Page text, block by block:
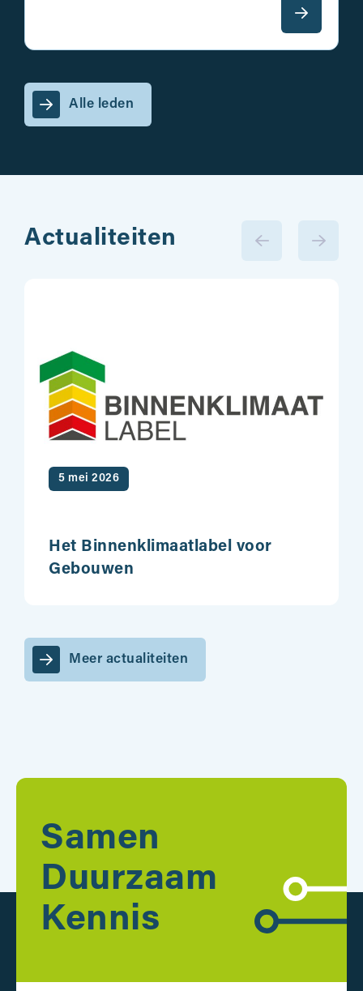
Alle leden
Actualiteiten
5 mei 2026
Het Binnenklimaatlabel voor
Gebouwen
Meer actualiteiten
Samen
Duurzaam
Kennis